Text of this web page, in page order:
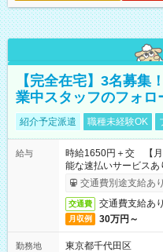
【完全在宅】3名募集
業中スタッフのフォロ
紹介予定派遣 職種未経験OK
給与
時給1650円＋交 【
能な速払いサービスあ
交通費別途支給あり
交通費 交通費支給あり
月収例 30万円～
勤務地
東京都千代田区